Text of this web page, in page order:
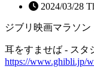
2024/03/28
ジブリ映画マラソン
耳をすませば - スタ
https://www.ghibli.jp/